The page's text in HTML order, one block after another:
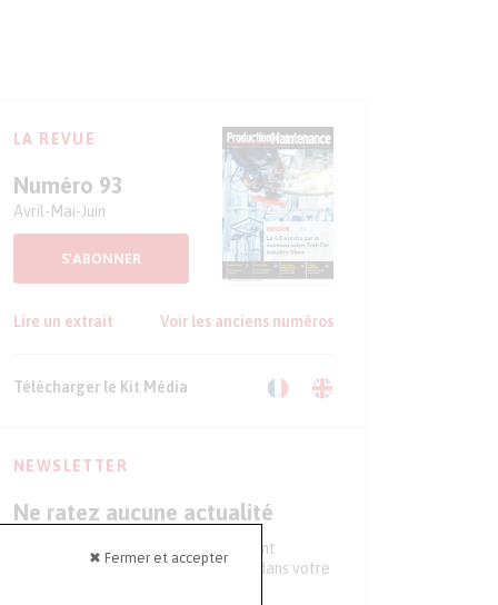
✖ Fermer et accepter
LA REVUE
Numéro 93
Avril-Mai-Juin
S'ABONNER
Lire un extrait Voir les anciens numéros
Télécharger le Kit Média
NEWSLETTER
Ne ratez aucune actualité
Tous les 15 jours, recevez directement
l'essentiel de l'actualité du secteur dans votre